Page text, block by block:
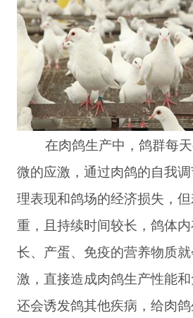
在肉鸽生产中，鸽群每天
微的应激，通过肉鸽的自我
理表现和鸽场的经济损失，
重，且持续时间较长，鸽体
长、产蛋、免疫的营养物质
激，直接造成肉鸽生产性能
还会诱发鸽其他疾病，给肉